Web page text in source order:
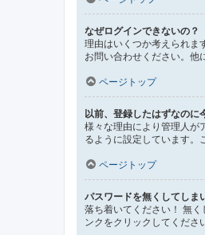
なぜログインできないの？
理由はいくつか考えられま
お問い合わせください。他
ページトップ
以前、登録したはずなのに
様々な理由により管理人が
るように設定しています。
ページトップ
パスワードを無くしてしま
落ち着いてください！ 無
ンクをクリックしてくださ